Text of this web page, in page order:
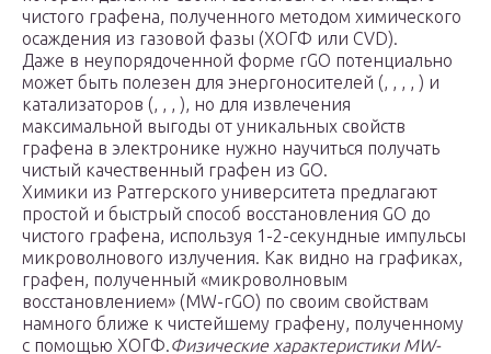
чистого графена, полученного методом химического
осаждения из газовой фазы (ХОГФ или CVD).
Даже в неупорядоченной форме rGO потенциально
может быть полезен для энергоносителей (, , , , ) и
катализаторов (, , , ), но для извлечения
максимальной выгоды от уникальных свойств
графена в электронике нужно научиться получать
чистый качественный графен из GO.
Химики из Ратгерского университета предлагают
простой и быстрый способ восстановления GO до
чистого графена, используя 1-2-секундные импульсы
микроволнового излучения. Как видно на графиках,
графен, полученный «микроволновым
восстановлением» (MW-rGO) по своим свойствам
намного ближе к чистейшему графену, полученному
с помощью ХОГФ.Физические характеристики MW-